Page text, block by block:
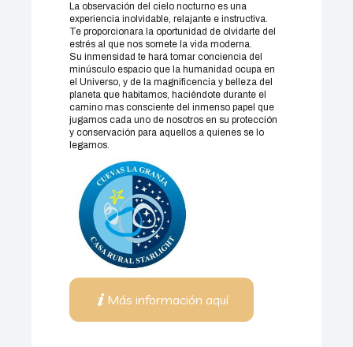
La observación del cielo nocturno es una
experiencia inolvidable, relajante e instructiva.
Te proporcionara la oportunidad de olvidarte del
estrés al que nos somete la vida moderna.
Su inmensidad te hará tomar conciencia del
minúsculo espacio que la humanidad ocupa en
el Universo, y de la magnificencia y belleza del
planeta que habitamos, haciéndote durante el
camino mas consciente del inmenso papel que
jugamos cada uno de nosotros en su protección
y conservación para aquellos a quienes se lo
legamos.
Más información aquí